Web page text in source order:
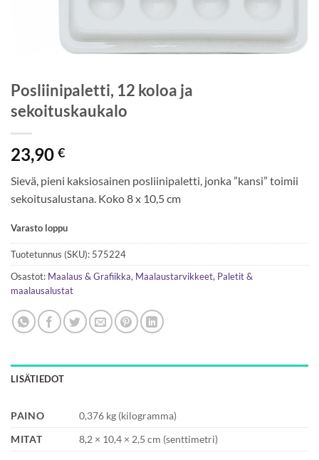
Posliinipaletti, 12 koloa ja
sekoituskaukalo
23,90 €
Sievä, pieni kaksiosainen posliinipaletti, jonka ”kansi” toimii
sekoitusalustana. Koko 8 x 10,5 cm
Varasto loppu
Tuotetunnus (SKU): 575224
Osastot: Maalaus & Grafiikka, Maalaustarvikkeet, Paletit &
maalausalustat
LISÄTIEDOT
PAINO
0,376 kg (kilogramma)
MITAT
8,2 × 10,4 × 2,5 cm (senttimetri)